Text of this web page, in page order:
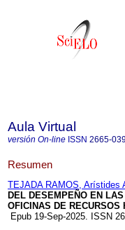
Aula Virtual
versión On-line ISSN 2665-
Resumen
TEJADA RAMOS, Arístides
DEL DESEMPEÑO EN
OFICINAS DE RECURSOS
Epub 19-Sep-2025. ISSN